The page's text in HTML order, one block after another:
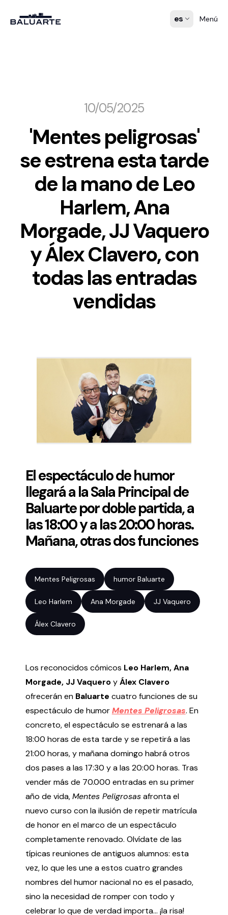
es Menú
Volver al inicio
Agenda
Agenda
Entradas
Histórico
Organiza
Servicios
Organizar evento
Testimonios
Últimos Eventos
Baluarte
¿Qué es Baluarte?
Taquilla
Cómo llegar
Actualidad
Preguntas frecuentes
10/05/2025
'Mentes peligrosas'
se estrena esta tarde
de la mano de Leo
Harlem, Ana
Morgade, JJ Vaquero
y Álex Clavero, con
todas las entradas
vendidas
El espectáculo de humor
llegará a la Sala Principal de
Baluarte por doble partida, a
las 18:00 y a las 20:00 horas.
Mañana, otras dos funciones
Mentes Peligrosas humor Baluarte
Leo Harlem Ana Morgade JJ Vaquero
Álex Clavero
Los reconocidos cómicos Leo Harlem, Ana
Morgade, JJ VaqueroyÁlex Clavero
ofrecerán en Baluarte cuatro funciones de su
espectáculo de humorMentes Peligrosas. En
concreto, el espectáculo se estrenará a las
18:00 horas de esta tarde y se repetirá a las
21:00 horas, y mañana domingo habrá otros
dos pases a las 17:30 y a las 20:00 horas. Tras
vender más de 70.000 entradas en su primer
año de vida,Mentes Peligrosasafronta el
nuevo curso con la ilusión de repetir matrícula
de honor en el marco de un espectáculo
completamente renovado. Olvídate de las
típicas reuniones de antiguos alumnos: esta
vez, lo que les une a estos cuatro grandes
nombres del humor nacional no es el pasado,
sino la necesidad de romper con todo y
celebrar lo que de verdad importa... ¡la risa!